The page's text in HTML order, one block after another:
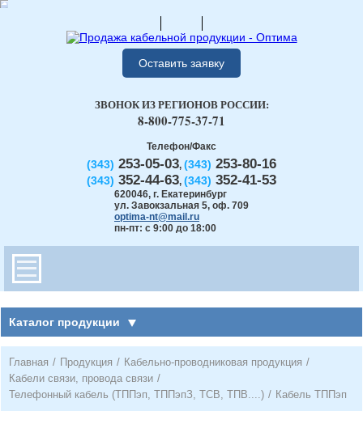
Оставить заявку
Телефон/Факс
(343) 253-05-03, (343) 253-80-16
(343) 352-44-63, (343) 352-41-53
620046, г. Екатеринбург
ул. Завокзальная 5, оф. 709
optima-nt@mail.ru
пн-пт: с 9:00 до 18:00
ЗВОНОК ИЗ РЕГИОНОВ РОССИИ:
8-800-775-37-71
Каталог продукции
Главная / Продукция / Кабельно-проводниковая продукция /
Кабели связи, провода связи /
Телефонный кабель (ТППэп, ТППэпЗ, ТСВ, ТПВ....) / Кабель ТППэп